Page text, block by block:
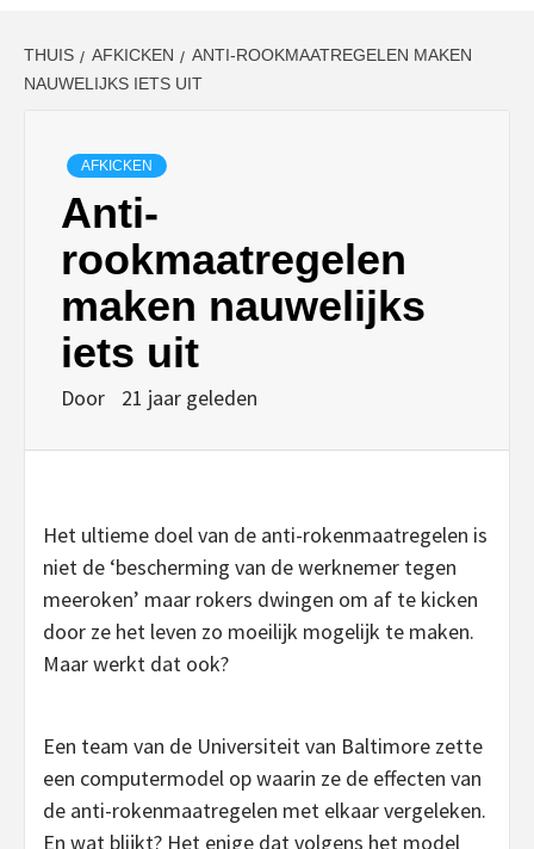
THUIS AFKICKEN
ANTI-ROOKMAATREGELEN MAKEN
NAUWELIJKS IETS UIT
AFKICKEN
Anti-
rookmaatregelen
maken nauwelijks
iets uit
Door 21 jaar geleden
Het ultieme doel van de anti-rokenmaatregelen is
niet de ‘bescherming van de werknemer tegen
meeroken’ maar rokers dwingen om af te kicken
door ze het leven zo moeilijk mogelijk te maken.
Maar werkt dat ook?
Een team van de Universiteit van Baltimore zette
een computermodel op waarin ze de effecten van
de anti-rokenmaatregelen met elkaar vergeleken.
En wat blijkt? Het enige dat volgens het model